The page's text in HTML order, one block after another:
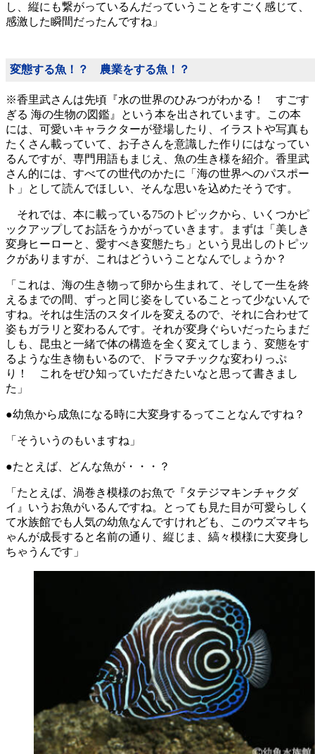
し、縦にも繋がっているんだっていうことをすごく感じて、
感激した瞬間だったんですね」
変態する魚！？ 農業をする魚！？
※香里武さんは先頃『水の世界のひみつがわかる！ すごす
ぎる 海の生物の図鑑』という本を出されています。この本
には、可愛いキャラクターが登場したり、イラストや写真も
たくさん載っていて、お子さんを意識した作りにはなってい
るんですが、専門用語もまじえ、魚の生き様を紹介。香里武
さん的には、すべての世代のかたに「海の世界へのパスポー
ト」として読んでほしい、そんな思いを込めたそうです。
それでは、本に載っている75のトピックから、いくつかピ
ックアップしてお話をうかがっていきます。まずは「美しき
変身ヒーローと、愛すべき変態たち」という見出しのトピッ
クがありますが、これはどういうことなんでしょうか？
「これは、海の生き物って卵から生まれて、そして一生を終
えるまでの間、ずっと同じ姿をしていることって少ないんで
すね。それは生活のスタイルを変えるので、それに合わせて
姿もガラリと変わるんです。それが変身ぐらいだったらまだ
しも、昆虫と一緒で体の構造を全く変えてしまう、変態をす
るような生き物もいるので、ドラマチックな変わりっぷ
り！ これをぜひ知っていただきたいなと思って書きまし
た」
●幼魚から成魚になる時に大変身するってことなんですね？
「そういうのもいますね」
●たとえば、どんな魚が・・・？
「たとえば、渦巻き模様のお魚で『タテジマキンチャクダ
イ』いうお魚がいるんですね。とっても見た目が可愛らしく
て水族館でも人気の幼魚なんですけれども、このウズマキち
ゃんが成長すると名前の通り、縦じま、縞々模様に大変身し
ちゃうんです」